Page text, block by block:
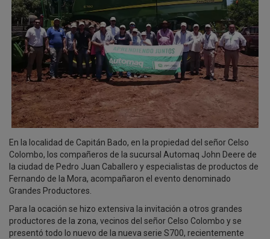
En la localidad de Capitán Bado, en la propiedad del señor Celso
Colombo, los compañeros de la sucursal Automaq John Deere de
la ciudad de Pedro Juan Caballero y especialistas de productos de
Fernando de la Mora, acompañaron el evento denominado
Grandes Productores
Para la ocación se hizo extensiva la invitación a otros grandes
productores de la zona, vecinos del señor Celso Colombo y se
presentó todo lo nuevo de la nueva serie S700, recientemente